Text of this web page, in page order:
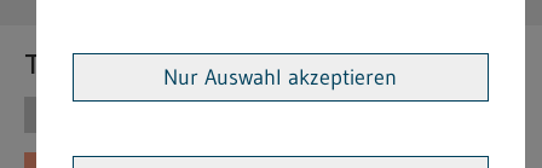
Nur Auswahl akzeptieren
Themen